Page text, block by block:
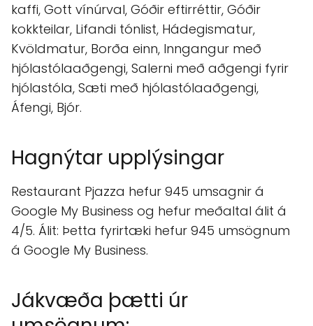
kaffi, Gott vínúrval, Góðir eftirréttir, Góðir
kokkteilar, Lifandi tónlist, Hádegismatur,
Kvöldmatur, Borða einn, Inngangur með
hjólastólaaðgengi, Salerni með aðgengi fyrir
hjólastóla, Sæti með hjólastólaaðgengi,
Áfengi, Bjór.
Hagnýtar upplýsingar
Restaurant Pjazza hefur 945 umsagnir á
Google My Business og hefur meðaltal álit á
4/5. Álit: Þetta fyrirtæki hefur 945 umsögnum
á Google My Business.
Jákvæða þætti úr